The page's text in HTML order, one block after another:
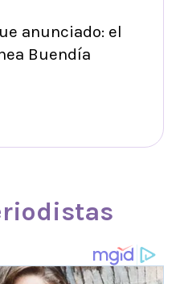
anunciado: el
Buendía